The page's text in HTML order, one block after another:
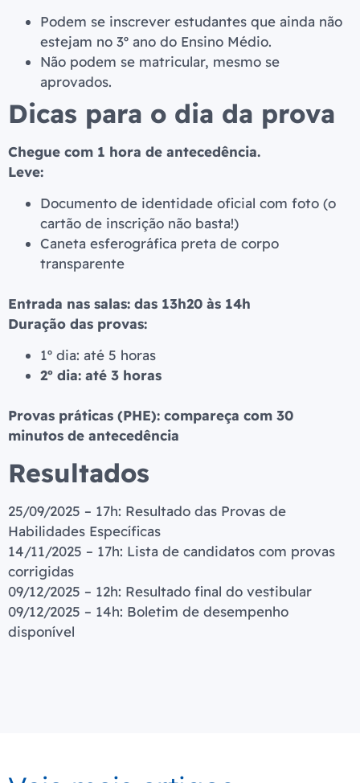
Podem se inscrever estudantes que ainda não
estejam no 3º ano do Ensino Médio.
Não podem se matricular, mesmo se
aprovados.
Dicas para o dia da prova
Chegue com 1 hora de antecedência.
Leve:
Documento de identidade oficial com foto (o
cartão de inscrição não basta!)
Caneta esferográfica preta de corpo
transparente
Entrada nas salas: das 13h20 às 14h
Duração das provas:
1º dia: até 5 horas
2º dia: até 3 horas
Provas práticas (PHE): compareça com 30
minutos de antecedência
Resultados
25/09/2025 – 17h: Resultado das Provas de
Habilidades Específicas
14/11/2025 – 17h: Lista de candidatos com provas
corrigidas
09/12/2025 – 12h: Resultado final do vestibular
09/12/2025 – 14h: Boletim de desempenho
disponível